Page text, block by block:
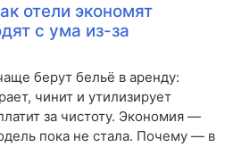
отели экономят
с ума из-за
берут бельё в аренду:
чинит и утилизирует
за чистоту. Экономия —
пока не стала. Почему — в